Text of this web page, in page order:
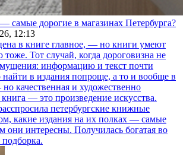
самые дорогие в магазинах Петербурга?
12:13
в книге главное, — но книги умеют
тоже. Тот случай, когда дороговизна не
информацию и текст почти
найти в издания попроще, а то и вообще в
качественная и художественно
— это произведение искусства.
петербургские книжные
какие издания на их полках — самые
они интересны. Получилась богатая во